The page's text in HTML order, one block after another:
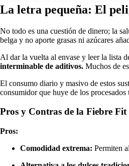
La letra pequeña: El
No todo es una cuestión de dinero; la
belga y no aporte grasas ni azúcares
Al dar la vuelta al envase y leer la lista
interminable de aditivos. Muchos de
El consumo diario y masivo de estos
consumidor que huye de los
Pros y Contras de la Fiebre Fit
Pros:
Comodidad extrema: Permiten